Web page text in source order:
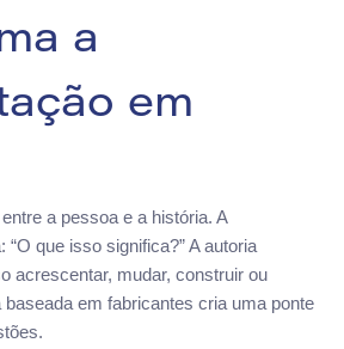
a
em
a pessoa e a história. A
“O que isso significa?” A autoria
acrescentar, mudar, construir ou
baseada em fabricantes cria uma ponte